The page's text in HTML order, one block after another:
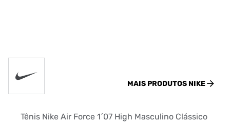
MAIS PRODUTOS NIKE
Tênis Nike Air Force 1´07 High Masculino Clássico